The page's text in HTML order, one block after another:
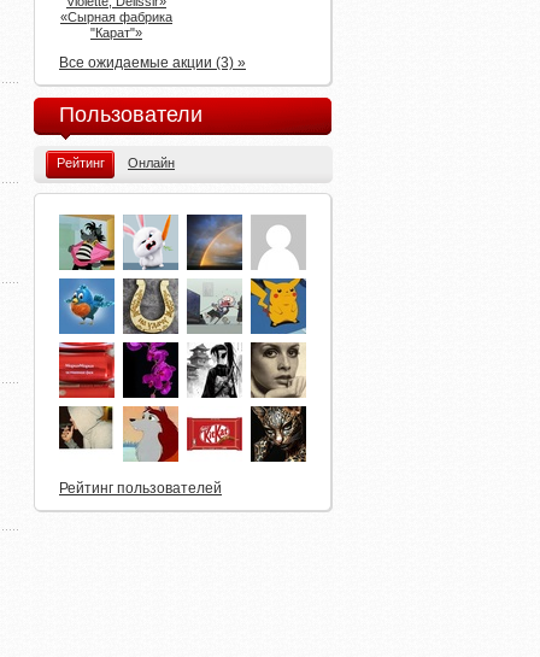
«Сырная фабрика
"Карат"»
Все ожидаемые акции (3) »
Пользователи
Рейтинг Онлайн
Рейтинг пользователей